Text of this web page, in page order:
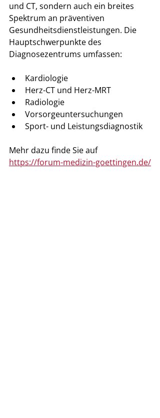
und CT, sondern auch ein breites
Spektrum an präventiven
Gesundheitsdienstleistungen. Die
Hauptschwerpunkte des
Diagnosezentrums umfassen:
Kardiologie
Herz-CT und Herz-MRT
Radiologie
Vorsorgeuntersuchungen
Sport- und Leistungsdiagnostik
Mehr dazu finde Sie auf
https://forum-medizin-goettingen.de/